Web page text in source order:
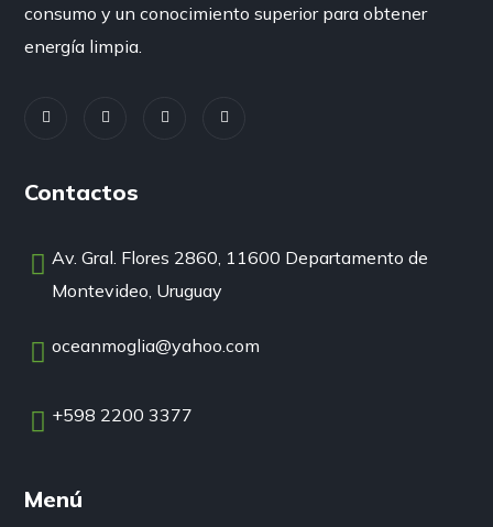
consumo y un conocimiento superior para obtener
energía limpia.
Contactos
Av. Gral. Flores 2860, 11600 Departamento de
Montevideo, Uruguay
oceanmoglia@yahoo.com
+598 2200 3377
Menú